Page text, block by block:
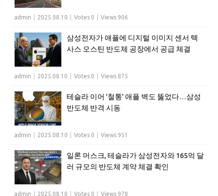
admin 2025.08.10 Votes 0 Views 906
삼성전자가 애플에 디지털 이미지 센서 텍
사스 오스틴 반도체 공장에서 공급 체결
admin 2025.08.10 Votes 0 Views 875
테슬라 이어 '철통' 애플 벽도 뚫었다…삼성
반도체 반격 시동
admin 2025.08.10 Votes 0 Views 951
일론 머스크, 테슬라가 삼성전자와 165억 달
러 규모의 반도체 계약 체결 확인
admin 2025.08.10 Votes 0 Views 978